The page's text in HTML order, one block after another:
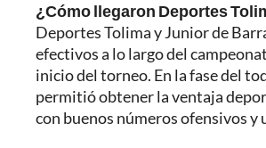
¿Cómo llegaron Deportes
Deportes Tolima y Junior de
efectivos a lo largo del
inicio del torneo. En la fase del
permitió obtener la ventaja
con buenos números ofensivos y